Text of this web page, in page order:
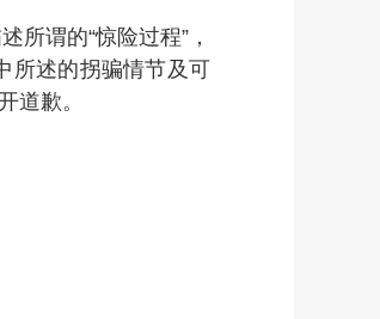
谓的“惊险过程”，
所述的拐骗情节及可
道歉。